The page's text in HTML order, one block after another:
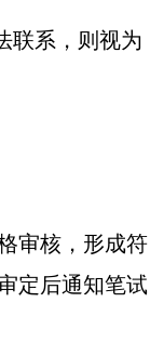
联系，则视为
审核，形成符
定后通知笔试